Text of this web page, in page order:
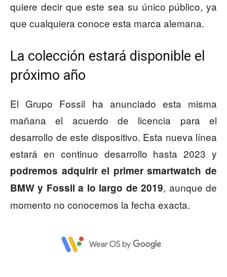
quiere decir que este sea su único público, ya
que cualquiera conoce esta marca alemana.
La colección estará disponible el
próximo año
El Grupo Fossil ha anunciado esta misma
mañana el acuerdo de licencia para el
desarrollo de este dispositivo. Esta nueva línea
estará en continuo desarrollo hasta 2023 y
podremos adquirir el primer smartwatch de
BMW y Fossil a lo largo de 2019, aunque de
momento no conocemos la fecha exacta.